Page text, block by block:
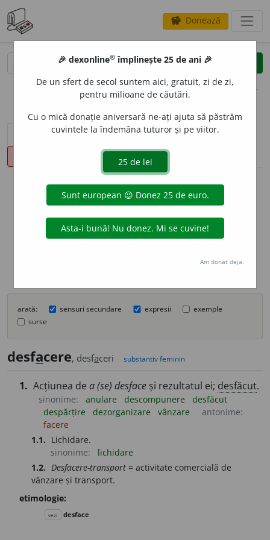
savings Donează
clear
opțiuni
sinteza definițiilor (1) definiții (14)
declinări
info
Aceste definiții sunt compilate de
echipa dexonline. Definițiile
originale se află pe filadefiniții.
Puteți reordona filele pe pagina de
arată: sensuri secundare expresii
exemple
surse
desfacere, desfaceri substantiv feminin
1. Acțiunea de a (se) desface și rezultatul ei; desfăcut.
sinonime: anulare descompunere
desfăcut
despărțire
dezorganizare vânzare
antonime:
facere
1.1. Lichidare.
sinonime:
lichidare
1.2. Desfacere-transport = activitate comercială de
vânzare și transport.
etimologie:
vezi desface
🎉 dexonline® împlinește 25 de ani 🎉
De un sfert de secol suntem aici, gratuit, zi de zi,
pentru milioane de căutări.
Cu o mică donație aniversară ne-ați ajuta să păstrăm
cuvintele la îndemâna tuturor și pe viitor.
Am donat deja.